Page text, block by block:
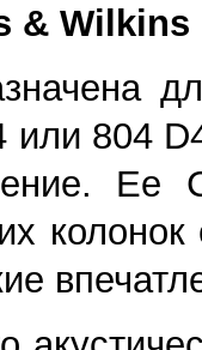
& Wilkins
или 804
Ее
колонок